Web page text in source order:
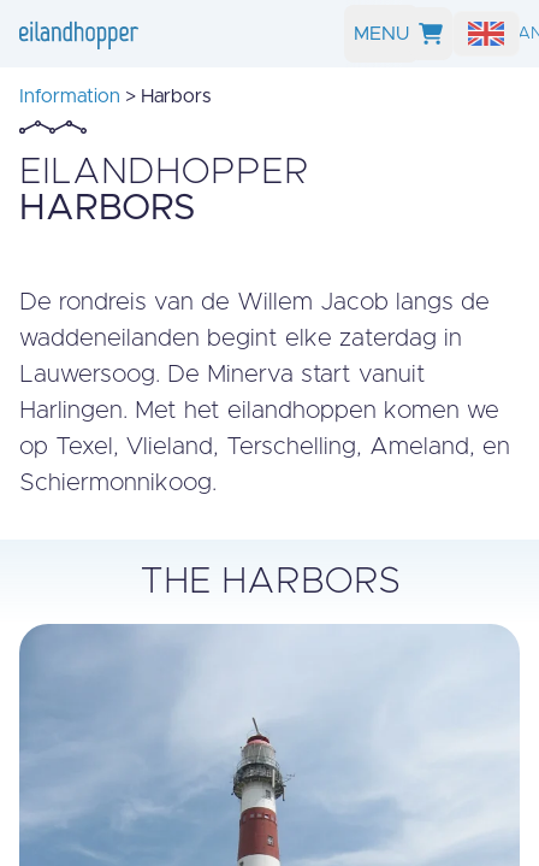
SEARCH
MENU
Information > Harbors
EILANDHOPPER
HARBORS
De rondreis van de Willem Jacob langs de
waddeneilanden begint elke zaterdag in
Lauwersoog. De Minerva start vanuit
Harlingen. Met het eilandhoppen komen we
op Texel, Vlieland, Terschelling, Ameland, en
Schiermonnikoog.
THE HARBORS